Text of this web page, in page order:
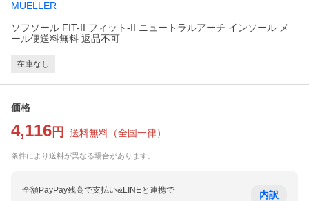
MUELLER
ソフソール FIT-II フィット-II ニュートラルアーチ インソール メ
ール便送料無料 返品不可
在庫なし
価格
4,116 円 送料無料 （全国一律）
条件により送料が異なる場合があります。
全額PayPay残高で支払い&LINEと連携で 内訳